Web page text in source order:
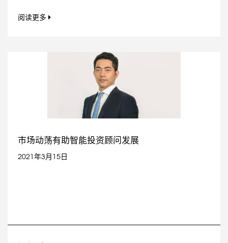
阅读更多
巿场动荡有助智能投资顾问发展
2021年3月15日